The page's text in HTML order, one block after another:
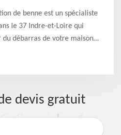
de benne est un spécialiste
le 37 Indre-et-Loire qui
du débarras de votre maison
devis gratuit